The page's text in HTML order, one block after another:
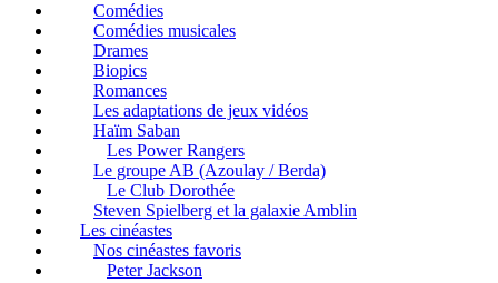
Comédies
Comédies musicales
Drames
Biopics
Romances
Les adaptations de jeux vidéos
Haïm Saban
Les Power Rangers
Le groupe AB (Azoulay / Berda)
Le Club Dorothée
Steven Spielberg et la galaxie Amblin
Les cinéastes
Nos cinéastes favoris
Peter Jackson